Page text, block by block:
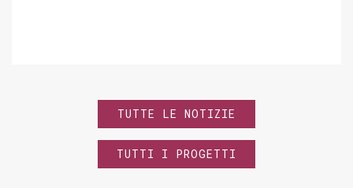
TUTTE LE NOTIZIE
TUTTI I PROGETTI